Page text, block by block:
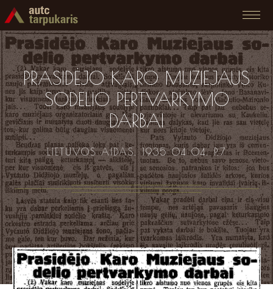
PRASIDĖJO KARO MUZIEJAUS
SODELIO PERTVARKYMO
DARBAI
LIETUVOS AIDAS. 1935 04 04. P.7